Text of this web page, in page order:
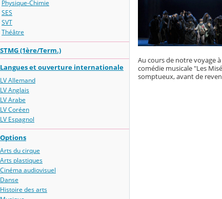
Physique-Chimie
SES
SVT
Théâtre
STMG (1ère/Term.)
Langues et ouverture internationale
LV Allemand
LV Anglais
LV Arabe
LV Coréen
LV Espagnol
Options
Arts du cirque
Arts plastiques
Cinéma audiovisuel
Danse
Histoire des arts
Au cours de notre voyage
comédie musicale "Les
somptueux, avant de